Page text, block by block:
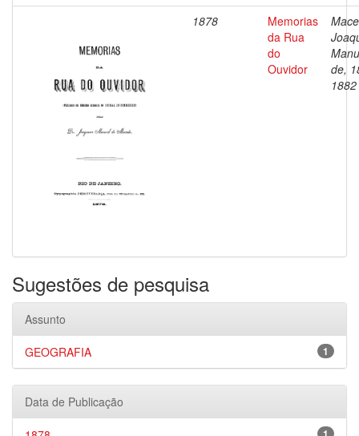
1878
Memorias
da Rua
do
Ouvidor
de,
1882
Sugestões de pesquisa
Assunto
1
GEOGRAFIA
Data de Publicação